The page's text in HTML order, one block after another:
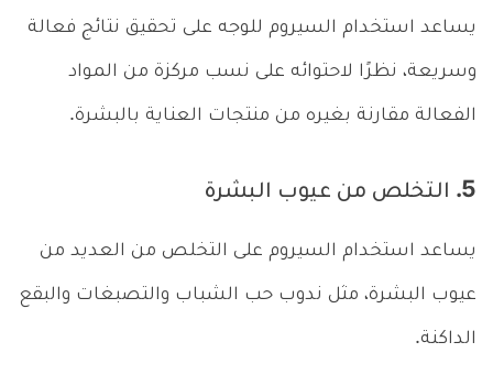
يساعد استخدام السيروم للوجه على تحقيق نتائج فعالة
وسريعة، نظرًا لاحتوائه على نسب مركزة من المواد
الفعالة مقارنة بغيره من منتجات العناية بالبشرة.
5. التخلص من عيوب البشرة
يساعد استخدام السيروم على التخلص من العديد من
عيوب البشرة، مثل ندوب حب الشباب والتصبغات والبقع
الداكنة.